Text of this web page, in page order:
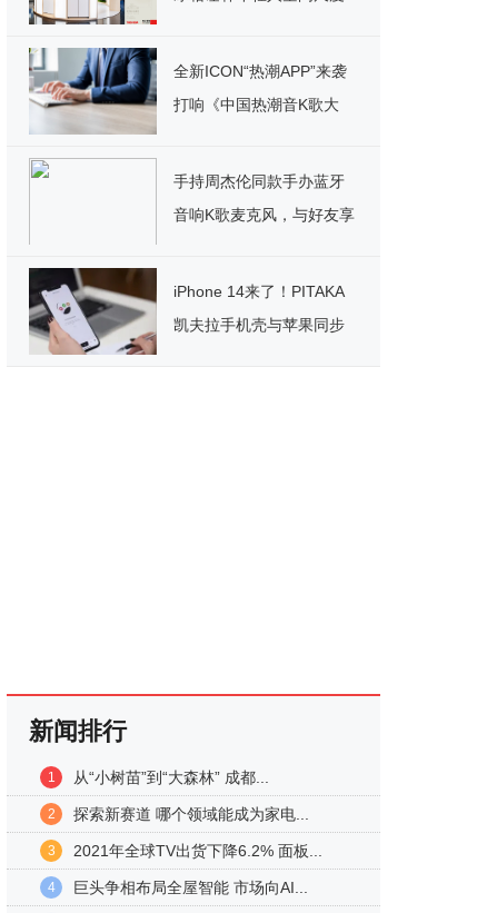
全新ICON“热潮APP”来袭
打响《中国热潮音K歌大
手持周杰伦同款手办蓝牙
音响K歌麦克风，与好友享
iPhone 14来了！PITAKA
凯夫拉手机壳与苹果同步
新闻排行
1 从“小树苗”到“大森林” 成都...
2 探索新赛道 哪个领域能成为家电...
3 2021年全球TV出货下降6.2% 面板...
4 巨头争相布局全屋智能 市场向AI...